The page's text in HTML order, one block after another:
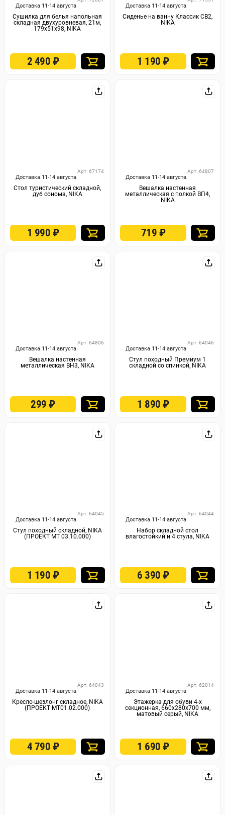
Доставка 11-14 августа
Сушилка для белья напольная
складная двухуровневая, 21м,
179х51х98, NIKA
2 490 ₽
Доставка 11-14 августа
Сиденье на ванну Классик СВ2,
NIKA
1 190₽
Доставка 11-14 августа
Арт. 67174
Стол туристический складной,
дуб сонома, NIKA
1 990 ₽
Доставка 11-14 августа
Арт. 64807
Вешалка настенная
металлическая с полкой ВП4,
NIKA
719 ₽
Доставка 11-14 августа
Арт. 64806
Вешалка настенная
металлическая ВН3, NIKA
299₽
Доставка 11-14 августа
Арт. 64046
Стул походный Премиум 1
складной со спинкой, NIKA
1 890₽
Доставка 11-14 августа
Арт. 64045
Стул походный складной, NIKA
(ПРОЕКТ МТ 03.10.000)
1 190 ₽
Доставка 11-14 августа
Арт. 64044
Набор складной стол
влагостойкий и 4 стула, NIKA
6 390₽
Доставка 11-14 августа
Арт. 64043
Кресло-шезлонг складное, NIKA
(ПРОЕКТ МТ01.02.000)
4 790 ₽
Доставка 11-14 августа
Арт. 62014
Этажерка для обуви 4-х
секционная, 660х280х700 мм,
матовый серый, NIKA
1 690₽